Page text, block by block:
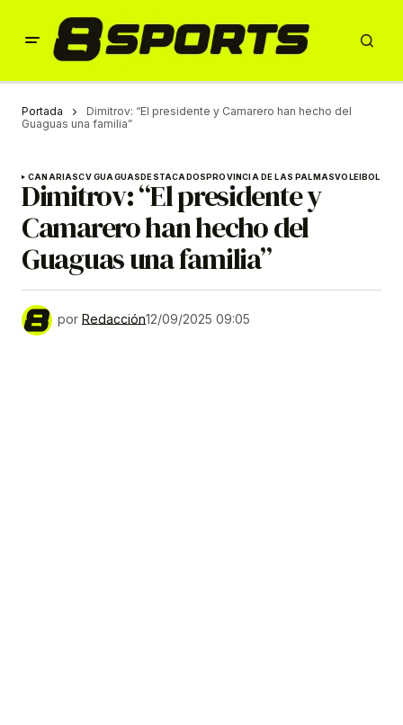
Portada
Dimitrov: “El presidente y Camarero han hecho del
Guaguas una familia”
CANARIASCV GUAGUASDESTACADOSPROVINCIA DE LAS PALMASVOLEIBOL
Dimitrov: “El presidente y
Camarero han hecho del
Guaguas una familia”
por Redacción12/09/2025 09:05